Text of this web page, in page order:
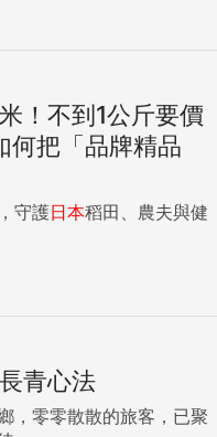
！不到1公斤要價
何把「品牌精品
守護日本稻田、農夫與健
青心法
，零零散散的旅客，已聚